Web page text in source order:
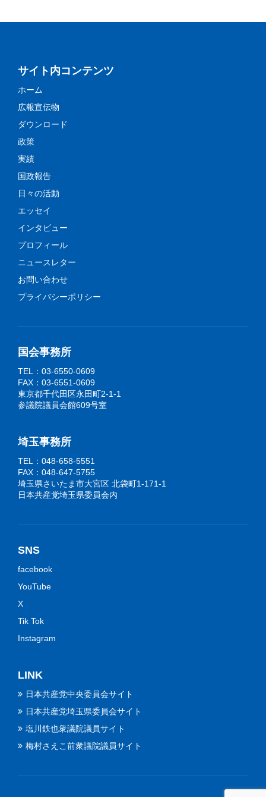
サイト内コンテンツ
ホーム
広報宣伝物
ダウンロード
政策
実績
国政報告
日々の活動
エッセイ
インタビュー
プロフィール
ニュースレター
お問い合わせ
プライバシーポリシー
国会事務所
TEL：03-6550-0609
FAX：03-6551-0609
東京都千代田区永田町2-1-1
参議院議員会館609号室
埼玉事務所
TEL：048-658-5551
FAX：048-647-5755
埼玉県さいたま市大宮区 北袋町1-171-1
日本共産党埼玉県委員会内
SNS
facebook
YouTube
X
Tik Tok
Instagram
LINK
日本共産党中央委員会サイト
日本共産党埼玉県委員会サイト
塩川鉄也衆議院議員サイト
梅村さえこ前衆議院議員サイト